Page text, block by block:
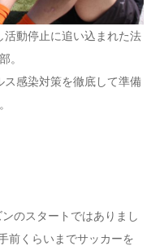
活動停止に追い込まれた法
。
ス感染対策を徹底して準備
のスタートではありまし
前くらいまでサッカーを